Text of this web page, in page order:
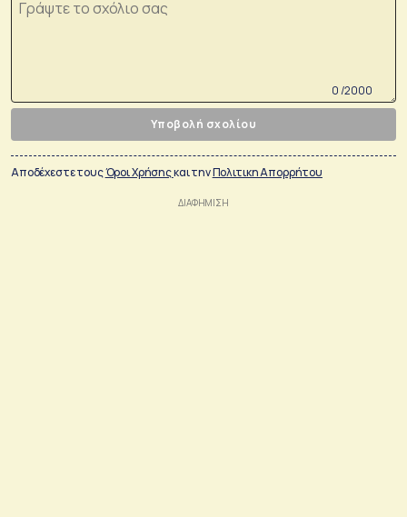
0 /2000
Υποβολή σχολίου
Αποδέχεστε τουςΌροι Χρήσηςκαι τηνΠολιτικη Απορρήτου